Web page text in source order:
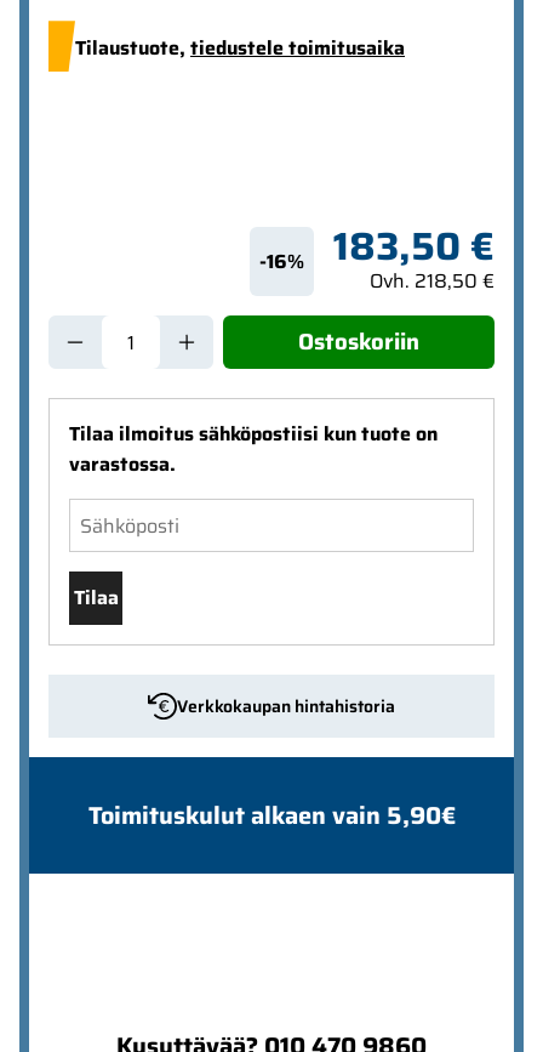
Tilaustuote, tiedustele toimitusaika
-16% 183,50 €
Ovh. 218,50 €
Ostoskoriin
Tilaa ilmoitus sähköpostiisi kun tuote on
varastossa.
Tilaa
Verkkokaupan hintahistoria
Toimituskulut alkaen vain 5,90€